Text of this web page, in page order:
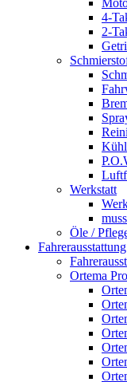
4-
2-
Werkstatt
Öle /
Fahrerausstattung
Ortema